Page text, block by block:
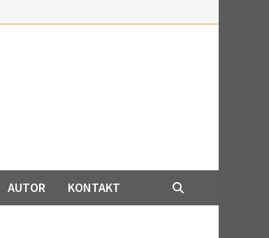
AUTOR KONTAKT